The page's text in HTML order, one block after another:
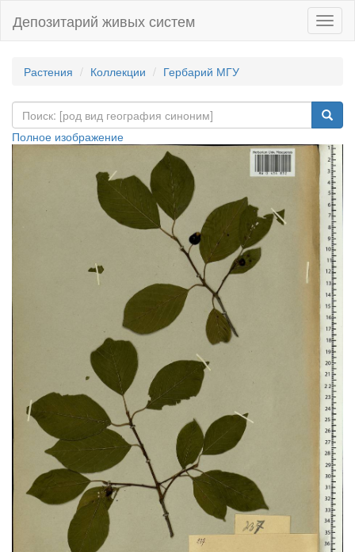
Депозитарий живых систем
Растения Коллекции Гербарий МГУ
Полное изображение